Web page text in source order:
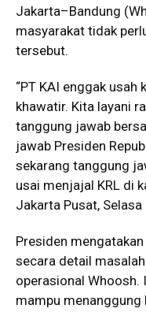
Jakarta–Bandung
masyarakat tidak
tersebut.
“PT KAI enggak usah
khawatir. Kita layani
tanggung jawab
jawab Presiden
sekarang tanggung
usai menjajal KRL di
Jakarta Pusat,
Presiden
secara detail
operasional Whoosh.
mampu menanggung